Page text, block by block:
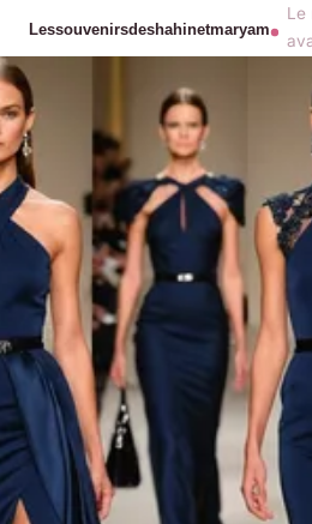
Le